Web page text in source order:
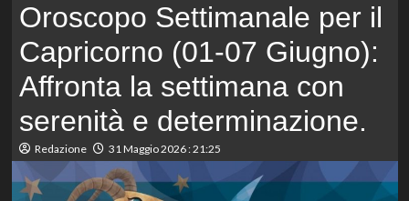
Oroscopo Settimanale per il
Capricorno (01-07 Giugno):
Affronta la settimana con
serenità e determinazione.
Redazione 31 Maggio 2026 : 21:25